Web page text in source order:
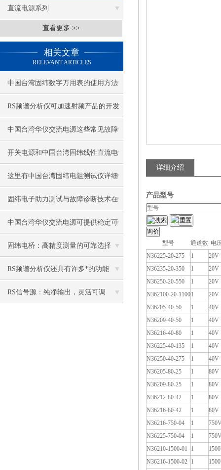
直流电源系列
查看更多 >>
相关文章
RELEVANT ARTICLES
中国台湾固纬数字万用表的使用方法
RS频谱分析仪可加速射频产品的开发
和测试
中国台湾华仪交流电源这些常见故障
要如何解决
开关电源和中国台湾固纬线性直流电
源的区别在哪里？
这里有中国台湾固纬电阻测试仪详细
的使用和校准步骤
固纬电子助力测试与故障诊断技术在
民用领域的推广应用和发展
中国台湾华仪交流电源可提供稳定可
靠的功率输出
固纬电桥：高精度测量的可靠选择
RS频谱分析仪还具有许多*的功能
RS信号源：纯净输出，灵活可调
详细介绍
产品型号
搜索
型号 通道数 电
N36225-20-275
1
20V
N36235-20-350
1
20V
N36250-20-550
1
20V
N362100-20-11001
20V
N36205-40-50
1
40V
N36209-40-50
1
40V
N36216-40-80
1
40V
N36225-40-135
1
40V
N36250-40-275
1
40V
N36205-80-25
1
80V
N36209-80-25
1
80V
N36212-80-42
1
80V
N36216-80-42
1
80V
N36216-750-04
1
N36225-750-04
1
N36210-1500-01
1
N36216-1500-02 1